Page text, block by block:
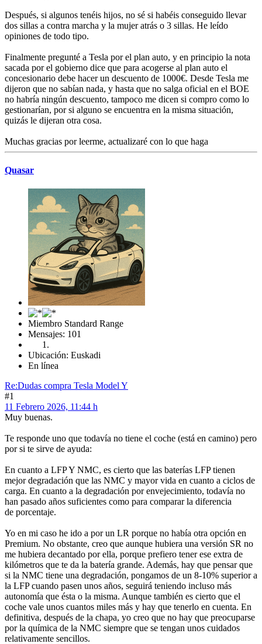
Después, si algunos tenéis hijos, no sé si habéis conseguido llevar
dos sillas a contra marcha y la mujer atrás o 3 sillas. He leído
opiniones de todo tipo.
Finalmente pregunté a Tesla por el plan auto, y en principio la nota
sacada por el gobierno dice que para acogerse al plan auto el
concesionario debe hacer un descuento de 1000€. Desde Tesla me
dijeron que no sabían nada, y hasta que no salga oficial en el BOE
no habría ningún descuento, tampoco me dicen si compro como lo
gestionarían, por si alguno se encuentra en la misma situación,
quizás le dijeran otra cosa.
Muchas gracias por leerme, actualizaré con lo que haga
Quasar
Miembro Standard Range
Mensajes: 101
Ubicación: Euskadi
En línea
Re:Dudas compra Tesla Model Y
#1
11 Febrero 2026, 11:44 h
Muy buenas.
Te responde uno que todavía no tiene el coche (está en camino) pero
por si te sirve de ayuda:
En cuanto a LFP Y NMC, es cierto que las baterías LFP tienen
mejor degradación que las NMC y mayor vida en cuanto a ciclos de
carga. En cuanto a la degradación por envejecimiento, todavía no
han pasado años suficientes como para comparar la diferencia
de porcentaje.
Yo en mi caso he ido a por un LR porque no había otra opción en
Premium. No obstante, creo que aunque hubiera una versión SR no
me hubiera decantado por ella, porque prefiero tener ese extra de
kilómetros que te da la batería grande. Además, hay que pensar que
si la NMC tiene una degradación, pongamos de un 8-10% superior a
la LFP cuando pasen unos años, seguirá teniendo incluso más
autonomía que ésta o la misma. Aunque también es cierto que el
coche vale unos cuantos miles más y hay que tenerlo en cuenta. En
definitiva, después de la chapa, yo creo que no hay que preocuparse
por la química de la NMC siempre que se tengan unos cuidados
relativamente sencillos.